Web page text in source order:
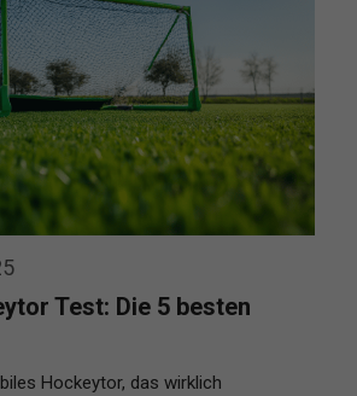
Test: Die 5 besten
Hockeytor, das wirklich